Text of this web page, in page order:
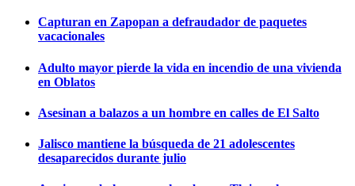
Capturan en Zapopan a defraudador de paquetes
vacacionales
Adulto mayor pierde la vida en incendio de una vivienda
en Oblatos
Asesinan a balazos a un hombre en calles de El Salto
Jalisco mantiene la búsqueda de 21 adolescentes
desaparecidos durante julio